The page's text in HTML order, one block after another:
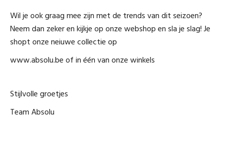
Wil je ook graag mee zijn met de trends van dit seizoen?
Neem dan zeker en kijkje op onze webshop en sla je slag! Je
shopt onze neiuwe collectie op
www.absolu.be of in één van onze winkels
Stijlvolle groetjes
Team Absolu